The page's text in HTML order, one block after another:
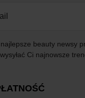
beauty newsy
Ci najnowsze